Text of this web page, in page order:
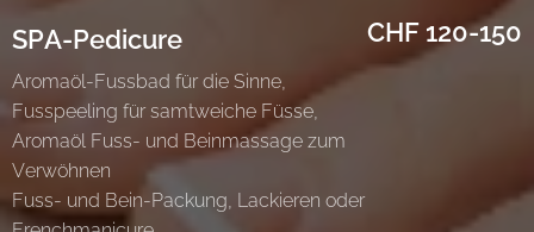
SPA-Pedicure
Aromaöl-Fussbad für die Sinne,
Fusspeeling für samtweiche Füsse,
Aromaöl Fuss- und Beinmassage zum
Verwöhnen
Fuss- und Bein-Packung, Lackieren oder
CHF 120-150